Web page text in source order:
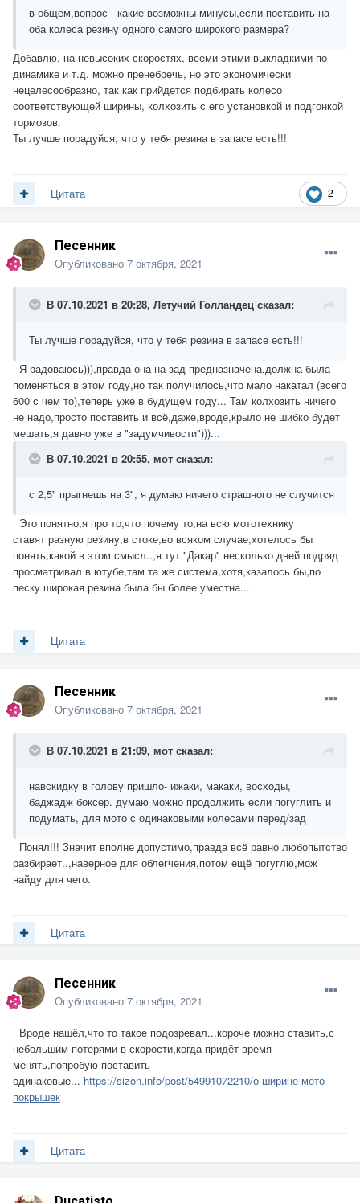
в общем,вопрос - какие возможны минусы,если поставить на
оба колеса резину одного самого широкого размера?
Добавлю, на невысоких скоростях, всеми этими выкладкими по
динамике и т.д. можно пренебречь, но это экономически
нецелесообразно, так как прийдется подбирать колесо
соответствующей ширины, колхозить с его установкой и подгонкой
тормозов.
Ты лучше порадуйся, что у тебя резина в запасе есть!!!
2
Цитата
Песенник
Опубликовано 7 октября, 2021
В 07.10.2021 в 20:28, Летучий Голландец сказал:
Ты лучше порадуйся, что у тебя резина в запасе есть!!!
Я радоваюсь))),правда она на зад предназначена,должна была
поменяться в этом году,но так получилось,что мало накатал (всего
600 с чем то),теперь уже в будущем году... Там колхозить ничего
не надо,просто поставить и всё,даже,вроде,крыло не шибко будет
мешать,я давно уже в "задумчивости")))...
В 07.10.2021 в 20:55, мот сказал:
с 2,5" прыгнешь на 3", я думаю ничего страшного не случится
Это понятно,я про то,что почему то,на всю мототехнику
ставят разную резину,в стоке,во всяком случае,хотелось бы
понять,какой в этом смысл..,я тут "Дакар" несколько дней подряд
просматривал в ютубе,там та же система,хотя,казалось бы,по
песку широкая резина была бы более уместна...
Цитата
Песенник
Опубликовано 7 октября, 2021
В 07.10.2021 в 21:09, мот сказал:
навскидку в голову пришло- ижаки, макаки, восходы,
баджадж боксер. думаю можно продолжить если погуглить и
подумать, для мото с одинаковыми колесами перед/зад
Понял!!! Значит вполне допустимо,правда всё равно любопытство
разбирает..,наверное для облегчения,потом ещё погуглю,мож
найду для чего.
Цитата
Песенник
Опубликовано 7 октября, 2021
Вроде нашёл,что то такое подозревал..,короче можно ставить,с
небольшим потерями в скорости,когда придёт время
менять,попробую поставить
одинаковые... https://sizon.info/post/54991072210/о-ширине-мото-
покрышек
Цитата